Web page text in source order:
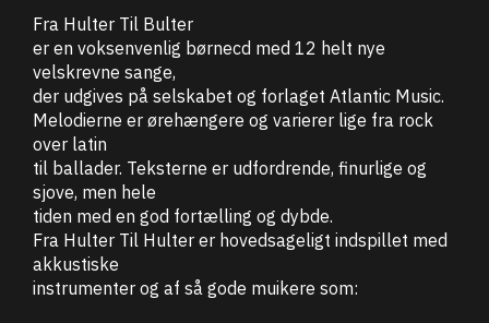
Fra Hulter Til Bulter
er en voksenvenlig børnecd med 12 helt nye
velskrevne sange,
der udgives på selskabet og forlaget Atlantic Music.
Melodierne er ørehængere og varierer lige fra rock
over latin
til ballader. Teksterne er udfordrende, finurlige og
sjove, men hele
tiden med en god fortælling og dybde.
Fra Hulter Til Hulter er hovedsageligt indspillet med
akkustiske
instrumenter og af så gode muikere som: